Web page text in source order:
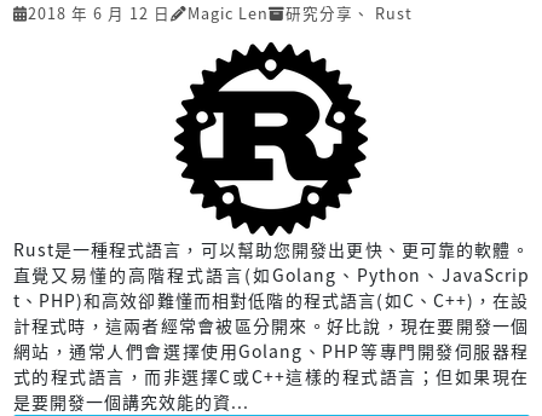
2018 年 6 月 12 日 Magic Len 研究分享 、 Rust
Rust是一種程式語言，可以幫助您開發出更快、更可靠的軟體。
直覺又易懂的高階程式語言(如Golang、Python、JavaScrip
t、PHP)和高效卻難懂而相對低階的程式語言(如C、C++)，在設
計程式時，這兩者經常會被區分開來。好比說，現在要開發一個
網站，通常人們會選擇使用Golang、PHP等專門開發伺服器程
式的程式語言，而非選擇C或C++這樣的程式語言；但如果現在
是要開發一個講究效能的資...